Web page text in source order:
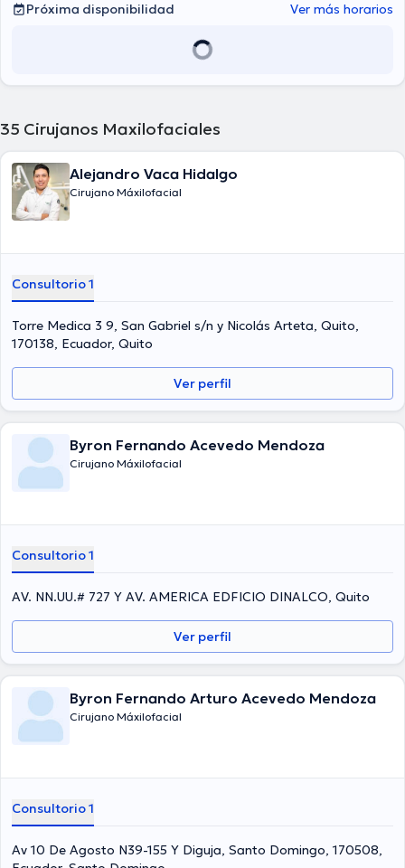
Próxima disponibilidad
Ver más horarios
35 Cirujanos Maxilofaciales
Alejandro Vaca Hidalgo
Cirujano Máxilofacial
Consultorio 1
Torre Medica 3 9, San Gabriel s/n y Nicolás Arteta, Quito,
170138, Ecuador, Quito
Ver perfil
Byron Fernando Acevedo Mendoza
Cirujano Máxilofacial
Consultorio 1
AV. NN.UU.# 727 Y AV. AMERICA EDFICIO DINALCO, Quito
Ver perfil
Byron Fernando Arturo Acevedo Mendoza
Cirujano Máxilofacial
Consultorio 1
Av 10 De Agosto N39-155 Y Diguja, Santo Domingo, 170508,